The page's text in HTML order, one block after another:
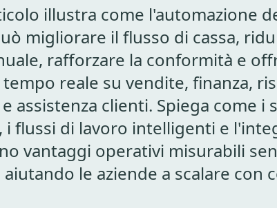
illustra come l'automazione
migliorare il flusso di cassa,
rafforzare la conformità e
reale su vendite, finanza,
assistenza clienti. Spiega come i
flussi di lavoro intelligenti e
vantaggi operativi misurabili
le aziende a scalare con